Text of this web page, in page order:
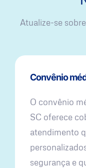
Atualize-se
Convênio
O convênio
SC oferece
atendimento
segurança e